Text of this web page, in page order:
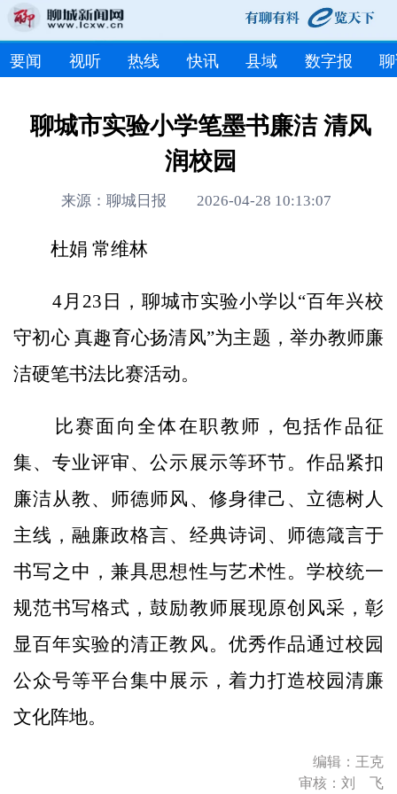
要闻 视听 热线 快讯 县域 数字报
聊城市实验小学笔墨书廉洁 清风
润校园
来源：聊城日报 2026-04-28 10:13:07
杜娟 常维林
4月23日，聊城市实验小学以“百年兴校
守初心 真趣育心扬清风”为主题，举办教师廉
洁硬笔书法比赛活动。
比赛面向全体在职教师，包括作品征
集、专业评审、公示展示等环节。作品紧扣
廉洁从教、师德师风、修身律己、立德树人
主线，融廉政格言、经典诗词、师德箴言于
书写之中，兼具思想性与艺术性。学校统一
规范书写格式，鼓励教师展现原创风采，彰
显百年实验的清正教风。优秀作品通过校园
公众号等平台集中展示，着力打造校园清廉
文化阵地。
编辑：王克
审核：刘 飞